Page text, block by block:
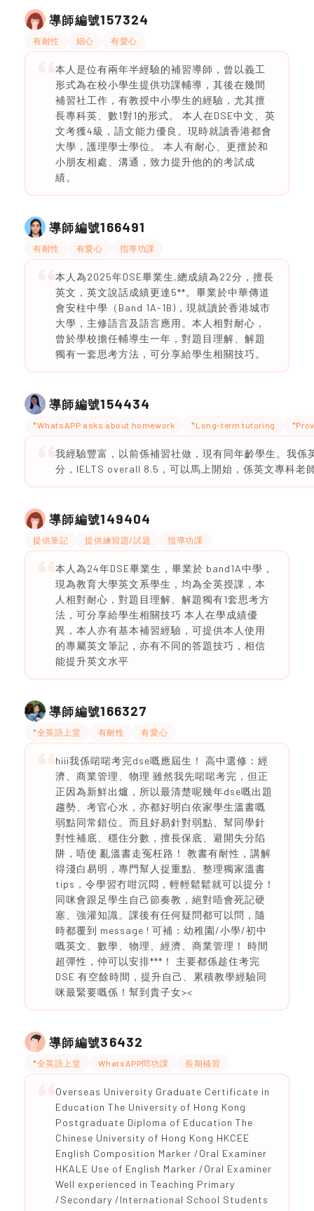
導師編號157324
有耐性 細心 有愛心
本人是位有兩年半經驗的補習導師，曾以義工
形式為在校小學生提供功課輔導，其後在幾間
補習社工作，有教授中小學生的經驗，尤其擅
長專科英、數1對1的形式。 本人在DSE中文、英
文考獲4級，語文能力優良。現時就讀香港都會
大學，護理學士學位。 本人有耐心、更擅於和
小朋友相處、溝通，致力提升他的的考試成
績。
導師編號166491
有耐性 有愛心 指導功課
本人為2025年DSE畢業生,總成績為22分，擅長
英文，英文說話成績更達5**。畢業於中華傳道
會安柱中學（Band 1A-1B)，現就讀於香港城市
大學，主修語言及語言應用。本人相對耐心，
曾於學校擔任輔導生一年，對題目理解、解題
獨有一套思考方法，可分享給學生相關技巧。
導師編號154434
*WhatsAPP asks about homework *Long-term tutoring
我經驗豐富，以前係補習社做，現有同年齡學生。我係
分，IELTS overall 8.5，可以馬上開始，係英文專科老
導師編號149404
提供筆記 提供練習題/試題 指導功課
本人為24年DSE畢業生，畢業於 band1A中學，
現為教育大學英文系學生，均為全英授課，本
人相對耐心，對題目理解、解題獨有1套思考方
法，可分享給學生相關技巧 本人在學成績優
異，本人亦有基本補習經驗，可提供本人使用
的專屬英文筆記，亦有不同的答題技巧，相信
能提升英文水平
導師編號166327
*全英語上堂 有耐性 有愛心
hiii我係啱啱考完dse嘅應屆生！ 高中選修：經
濟、商業管理、物理 雖然我先啱啱考完，但正
正因為新鮮出爐，所以最清楚呢幾年dse嘅出題
趨勢、考官心水，亦都好明白依家學生溫書嘅
弱點同常錯位。而且好易針對弱點、幫同學針
對性補底、穩住分數，擅長保底、避開失分陷
阱，唔使 亂溫書走冤枉路！ 教書有耐性，講解
得淺白易明，專門幫人捉重點、整理獨家溫書
tips，令學習冇咁沉悶，輕輕鬆鬆就可以提分！
同咪會跟足學生自己節奏教，絕對唔會死記硬
塞、強灌知識。課後有任何疑問都可以問，隨
時都覆到 message ! 可補：幼稚園/小學/初中
嘅英文、數學、物理、經濟、商業管理！ 時間
超彈性，仲可以安排***！ 主要都係趁住考完
DSE 有空餘時間，提升自己、累積教學經驗同
咪最緊要嘅係！幫到貴子女><
導師編號36432
*全英語上堂 WhatsAPP問功課 長期補習
Overseas University Graduate Certificate in
Education The University of Hong Kong
Postgraduate Diploma of Education The
Chinese University of Hong Kong HKCEE
English Composition Marker /Oral Examiner
HKALE Use of English Marker /Oral Examiner
Well experienced in Teaching Primary
/Secondary /International School Students